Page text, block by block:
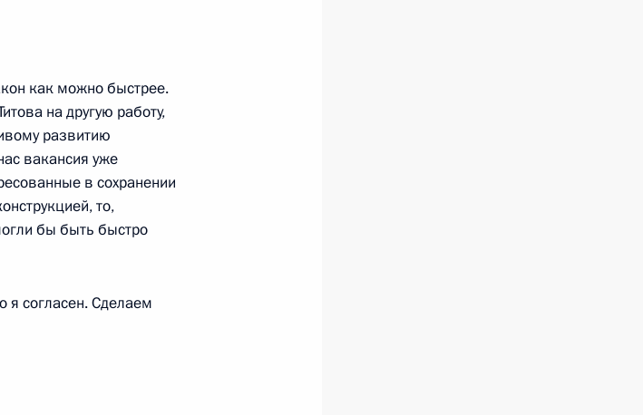
как можно быстрее.
на другую работу,
развитию
вакансия уже
в сохранении
то,
бы быть быстро
я согласен. Сделаем